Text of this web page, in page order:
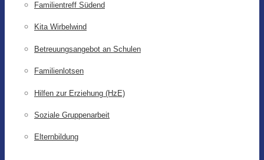
Familientreff Südend
Kita Wirbelwind
Betreuungsangebot an Schulen
Familienlotsen
Hilfen zur Erziehung (HzE)
Soziale Gruppenarbeit
Elternbildung